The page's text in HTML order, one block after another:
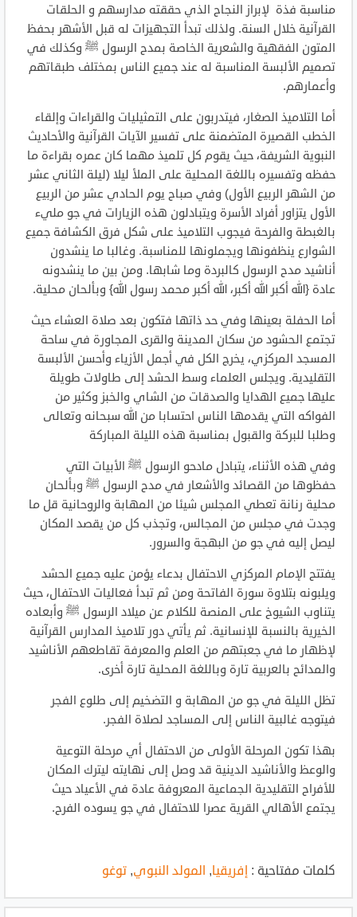
مناسبة فذة لإبراز النجاح الذي حققته مدارسهم و الحلقات
القرآنية خلال السنة. ولذلك تبدأ التجهيزات له قبل الأشهر بحفظ
المتون الفقهية والشعرية الخاصة بمدح الرسول ﷺ وكذلك في
تصميم الألبسة المناسبة له عند جميع الناس بمختلف طبقاتهم
وأعمارهم.
أما التلاميذ الصغار، فيتدربون على التمثيليات والقراءات وإلقاء
الخطب القصيرة المتضمنة على تفسير الآيات القرآنية والأحاديث
النبوية الشريفة، حيث يقوم كل تلميذ مهما كان عمره بقراءة ما
حفظه وتفسيره باللغة المحلية على الملأ ليلا (ليلة الثاني عشر
من الشهر الربيع الأول) وفي صباح يوم الحادي عشر من الربيع
الأول يتزاور أفراد الأسرة ويتبادلون هذه الزيارات في جو مليء
بالغبطة والفرحة فيجوب التلاميذ على شكل فرق الكشافة جميع
الشوارع ينظفونها ويجملونها للمناسبة. وغالبا ما ينشدون
أناشيد مدح الرسول كالبردة وما شابها. ومن بين ما ينشدونه
عادة {الله أكبر الله أكبر، الله أكبر محمد رسول الله} وبألحان محلية.
أما الحفلة بعينها وفي حد ذاتها فتكون بعد صلاة العشاء حيث
تجتمع الحشود من سكان المدينة والقرى المجاورة في ساحة
المسجد المركزي، يخرج الكل في أجمل الأزياء وأحسن الألبسة
التقليدية. ويجلس العلماء وسط الحشد إلى طاولات طويلة
عليها جميع الهدايا والصدقات من الشاي والخبز وكثير من
الفواكه التي يقدمها الناس احتسابا من الله سبحانه وتعالى
وطلبا للبركة والقبول بمناسبة هذه الليلة المباركة
وفي هذه الأثناء، يتبادل مادحو الرسول ﷺ الأبيات التي
حفظوها من القصائد والأشعار في مدح الرسول ﷺ وبألحان
محلية رنانة تعطي المجلس شيئا من المهابة والروحانية قل ما
وجدت في مجلس من المجالس، وتجذب كل من يقصد المكان
ليصل إليه في جو من البهجة والسرور.
يفتتح الإمام المركزي الاحتفال بدعاء يؤمن عليه جميع الحشد
ويلبونه بتلاوة سورة الفاتحة ومن ثم تبدأ فعاليات الاحتفال، حيث
يتناوب الشيوخ على المنصة للكلام عن ميلاد الرسول ﷺ وأبعاده
الخيرية بالنسبة للإنسانية. ثم يأتي دور تلاميذ المدارس القرآنية
لإظهار ما في جعبتهم من العلم والمعرفة تقاطعهم الأناشيد
والمدائح بالعربية تارة وباللغة المحلية تارة أخرى.
تظل الليلة في جو من المهابة و التضخيم إلى طلوع الفجر
فيتوجه غالبية الناس إلى المساجد لصلاة الفجر.
بهذا تكون المرحلة الأولى من الاحتفال أي مرحلة التوعية
والوعظ والأناشيد الدينية قد وصل إلى نهايته ليترك المكان
للأفراح التقليدية الجماعية المعروفة عادة في الأعياد حيث
يجتمع الأهالي القرية عصرا للاحتفال في جو يسوده الفرح.
كلمات مفتاحية : إفريقيا, المولد النبوي, توغو